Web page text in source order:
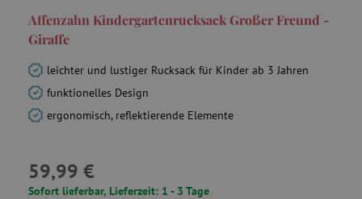
Affenzahn Kindergartenrucksack Großer Freund -
Giraffe
leichter und lustiger Rucksack für Kinder ab 3 Jahren
funktionelles Design
ergonomisch, reflektierende Elemente
59,99 €
Sofort lieferbar, Lieferzeit: 1 - 3 Tage